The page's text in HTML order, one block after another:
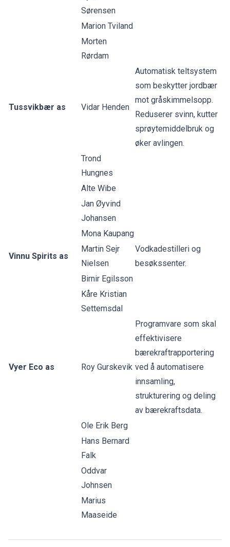
Sørensen
Marion Tviland
Morten
Rørdam
Tussvikbær as Vidar Henden
Automatisk teltsystem
som beskytter jordbær
mot gråskimmelsopp.
Reduserer svinn, kutter
sprøytemiddelbruk og
øker avlingen.
Trond
Hungnes
Alte Wibe
Jan Øyvind
Johansen
Mona Kaupang
Vinnu Spirits as
Martin Sejr
Nielsen
Vodkadestilleri og
besøkssenter.
Birnir Egilsson
Kåre Kristian
Settemsdal
Vyer Eco as Roy Gurskevik
Programvare som skal
effektivisere
bærekraftrapportering
ved å automatisere
innsamling,
strukturering og deling
av bærekraftsdata.
Ole Erik Berg
Hans Bernard
Falk
Oddvar
Johnsen
Marius
Maaseide